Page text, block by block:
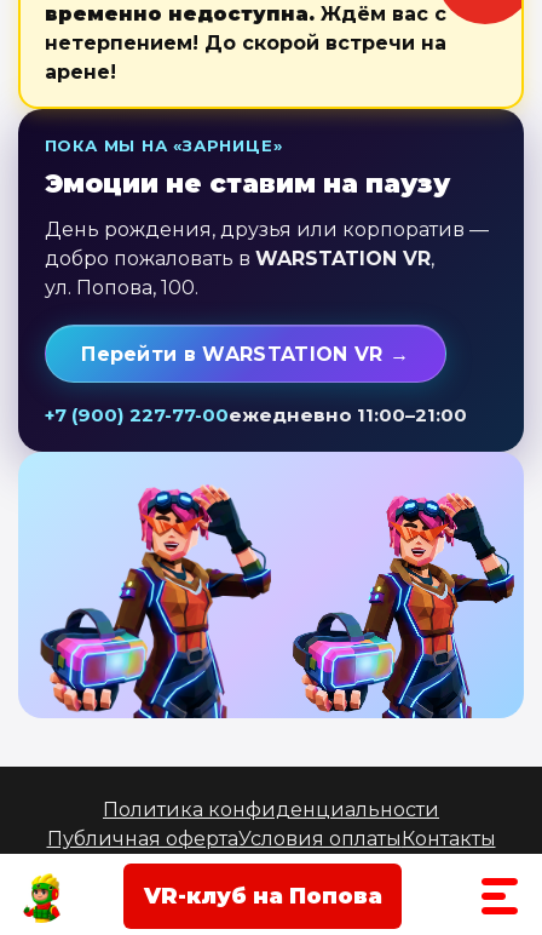
VR-клуб на Попова
временно недоступна. Ждём вас с
нетерпением! До скорой встречи на
арене!
ПОКА МЫ НА «ЗАРНИЦЕ»
Эмоции не ставим на паузу
День рождения, друзья или корпоратив —
добро пожаловать в WARSTATION VR,
ул. Попова, 100.
Перейти в WARSTATION VR →
+7 (900) 227-77-00ежедневно 11:00–21:00
Политика конфиденциальности
Публичная офертаУсловия оплаты Контакты
© 2026 Laserwar — лазертаг в Смоленске.
55-44